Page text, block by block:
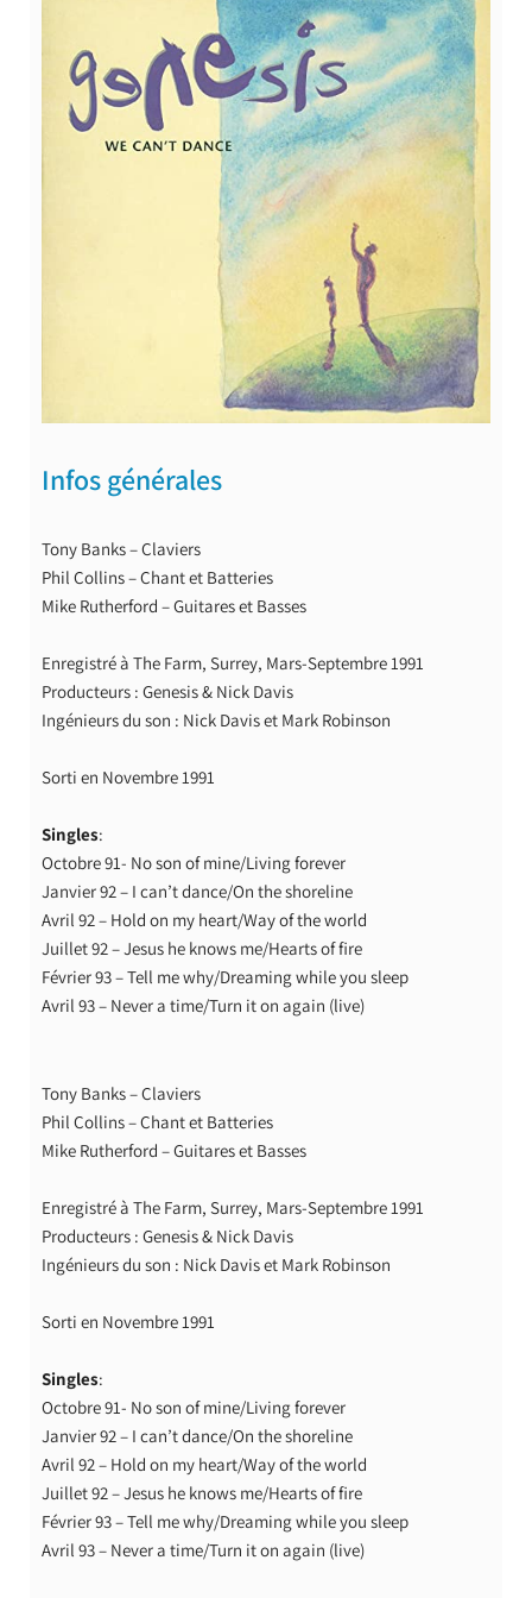
Infos générales
Tony Banks – Claviers
Phil Collins – Chant et Batteries
Mike Rutherford – Guitares et Basses
Enregistré à The Farm, Surrey, Mars-Septembre 1991
Producteurs : Genesis & Nick Davis
Ingénieurs du son : Nick Davis et Mark Robinson
Sorti en Novembre 1991
Singles:
Octobre 91- No son of mine/Living forever
Janvier 92 – I can’t dance/On the shoreline
Avril 92 – Hold on my heart/Way of the world
Juillet 92 – Jesus he knows me/Hearts of fire
Février 93 – Tell me why/Dreaming while you sleep
Avril 93 – Never a time/Turn it on again (live)
Tony Banks – Claviers
Phil Collins – Chant et Batteries
Mike Rutherford – Guitares et Basses
Enregistré à The Farm, Surrey, Mars-Septembre 1991
Producteurs : Genesis & Nick Davis
Ingénieurs du son : Nick Davis et Mark Robinson
Sorti en Novembre 1991
Singles:
Octobre 91- No son of mine/Living forever
Janvier 92 – I can’t dance/On the shoreline
Avril 92 – Hold on my heart/Way of the world
Juillet 92 – Jesus he knows me/Hearts of fire
Février 93 – Tell me why/Dreaming while you sleep
Avril 93 – Never a time/Turn it on again (live)